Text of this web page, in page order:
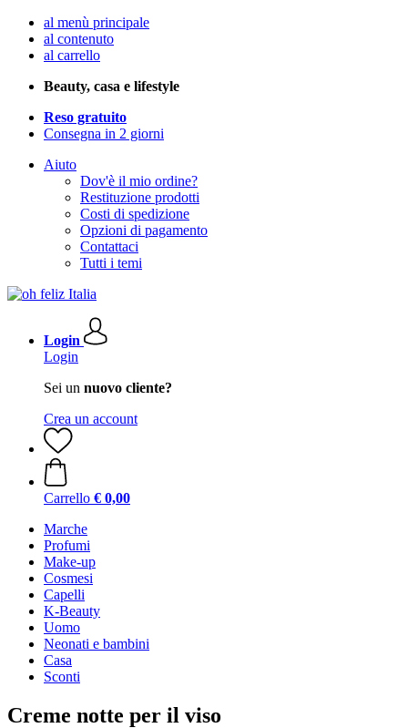
al menù principale
al contenuto
al carrello
Beauty, casa e lifestyle
Reso gratuito
Consegna in 2 giorni
Aiuto
Dov'è il mio ordine?
Restituzione prodotti
Costi di spedizione
Opzioni di pagamento
Contattaci
Tutti i temi
Login
Login
Sei un nuovo cliente?
Crea un account
Carrello € 0,00
Marche
Profumi
Make-up
Cosmesi
Capelli
K-Beauty
Uomo
Neonati e bambini
Casa
Sconti
Creme notte per il viso